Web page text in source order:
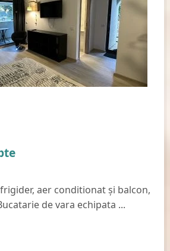
aer conditionat şi balcon,
de vara echipata ...